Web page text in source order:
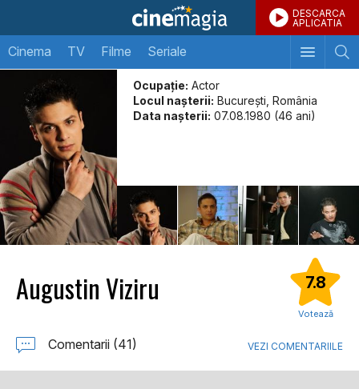
DESCARCA
APLICATIA
Cinema TV Filme Seriale
Ocupație: Actor
Locul naşterii: București, România
Data naşterii: 07.08.1980 (46 ani)
Augustin Viziru 7.8
Votează
Comentarii (41) VEZI COMENTARIILE